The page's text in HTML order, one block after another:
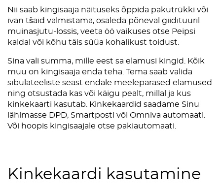
Nii saab kingisaaja näituseks õppida pakutrükki või
ivan tšaid valmistama, osaleda põneval giidituuril
muinasjutu-lossis, veeta öö vaikuses otse Peipsi
kaldal või kõhu täis süüa kohalikust toidust.
Sina vali summa, mille eest sa elamusi kingid.
Kõik
muu on kingisaaja enda teha. Tema saab valida
sibulateeliste seast endale meelepärased elamused
ning otsustada kas või käigu pealt, millal ja kus
kinkekaarti kasutab. Kinkekaardid saadame Sinu
lähimasse DPD, Smartposti või Omniva automaati.
Või hoopis kingisaajale otse pakiautomaati.
Kinkekaardi kasutamine